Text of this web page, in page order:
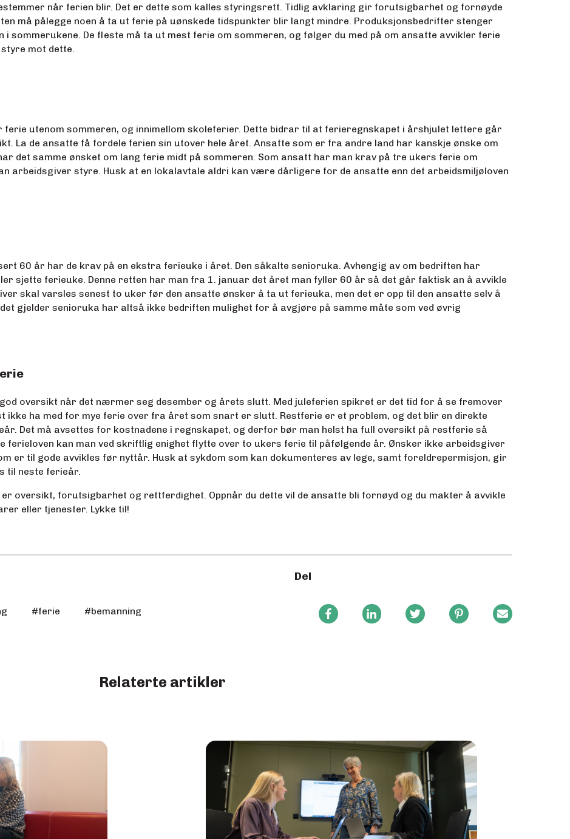
når ferien blir. Det er dette som kalles styringsrett. Tidlig avklaring gir forutsigbarhet og fornøyde
må pålegge noen å ta ut ferie på uønskede tidspunkter blir langt mindre. Produksjonsbedrifter stenger
i sommerukene. De fleste må ta ut mest ferie om sommeren, og følger du med på om ansatte avvikler ferie
mot dette.
ferie utenom sommeren, og innimellom skoleferier. Dette bidrar til at ferieregnskapet i årshjulet lettere går
La de ansatte få fordele ferien sin utover hele året. Ansatte som er fra andre land har kanskje ønske om
det samme ønsket om lang ferie midt på sommeren. Som ansatt har man krav på tre ukers ferie om
arbeidsgiver styre. Husk at en lokalavtale aldri kan være dårligere for de ansatte enn det arbeidsmiljøloven
60 år har de krav på en ekstra ferieuke i året. Den såkalte senioruka. Avhengig av om bedriften har
sjette ferieuke. Denne retten har man fra 1. januar det året man fyller 60 år så det går faktisk an å avvikle
skal varsles senest to uker før den ansatte ønsker å ta ut ferieuka, men det er opp til den ansatte selv å
gjelder senioruka har altså ikke bedriften mulighet for å avgjøre på samme måte som ved øvrig
oversikt når det nærmer seg desember og årets slutt. Med juleferien spikret er det tid for å se fremover
ikke ha med for mye ferie over fra året som snart er slutt. Restferie er et problem, og det blir en direkte
Det må avsettes for kostnadene i regnskapet, og derfor bør man helst ha full oversikt på restferie så
ferieloven kan man ved skriftlig enighet flytte over to ukers ferie til påfølgende år. Ønsker ikke arbeidsgiver
er til gode avvikles før nyttår. Husk at sykdom som kan dokumenteres av lege, samt foreldrepermisjon, gir
til neste ferieår.
oversikt, forutsigbarhet og rettferdighet. Oppnår du dette vil de ansatte bli fornøyd og du makter å avvikle
eller tjenester. Lykke til!
#ferie #bemanning
Del
Relaterte artikler